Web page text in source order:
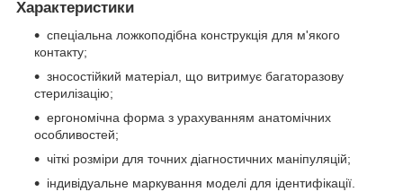
Характеристики
спеціальна ложкоподібна конструкція для м'якого
контакту;
зносостійкий матеріал, що витримує багаторазову
стерилізацію;
ергономічна форма з урахуванням анатомічних
особливостей;
чіткі розміри для точних діагностичних маніпуляцій;
індивідуальне маркування моделі для ідентифікації.